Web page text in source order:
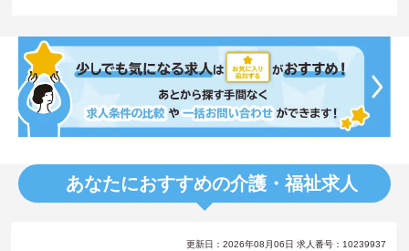
あなたにおすすめの介護・福祉求人
更新日：2026年08月06日 求人番号：10239937